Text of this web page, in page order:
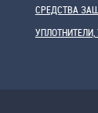
СРЕДСТВА
УПЛОТНИТЕЛИ,